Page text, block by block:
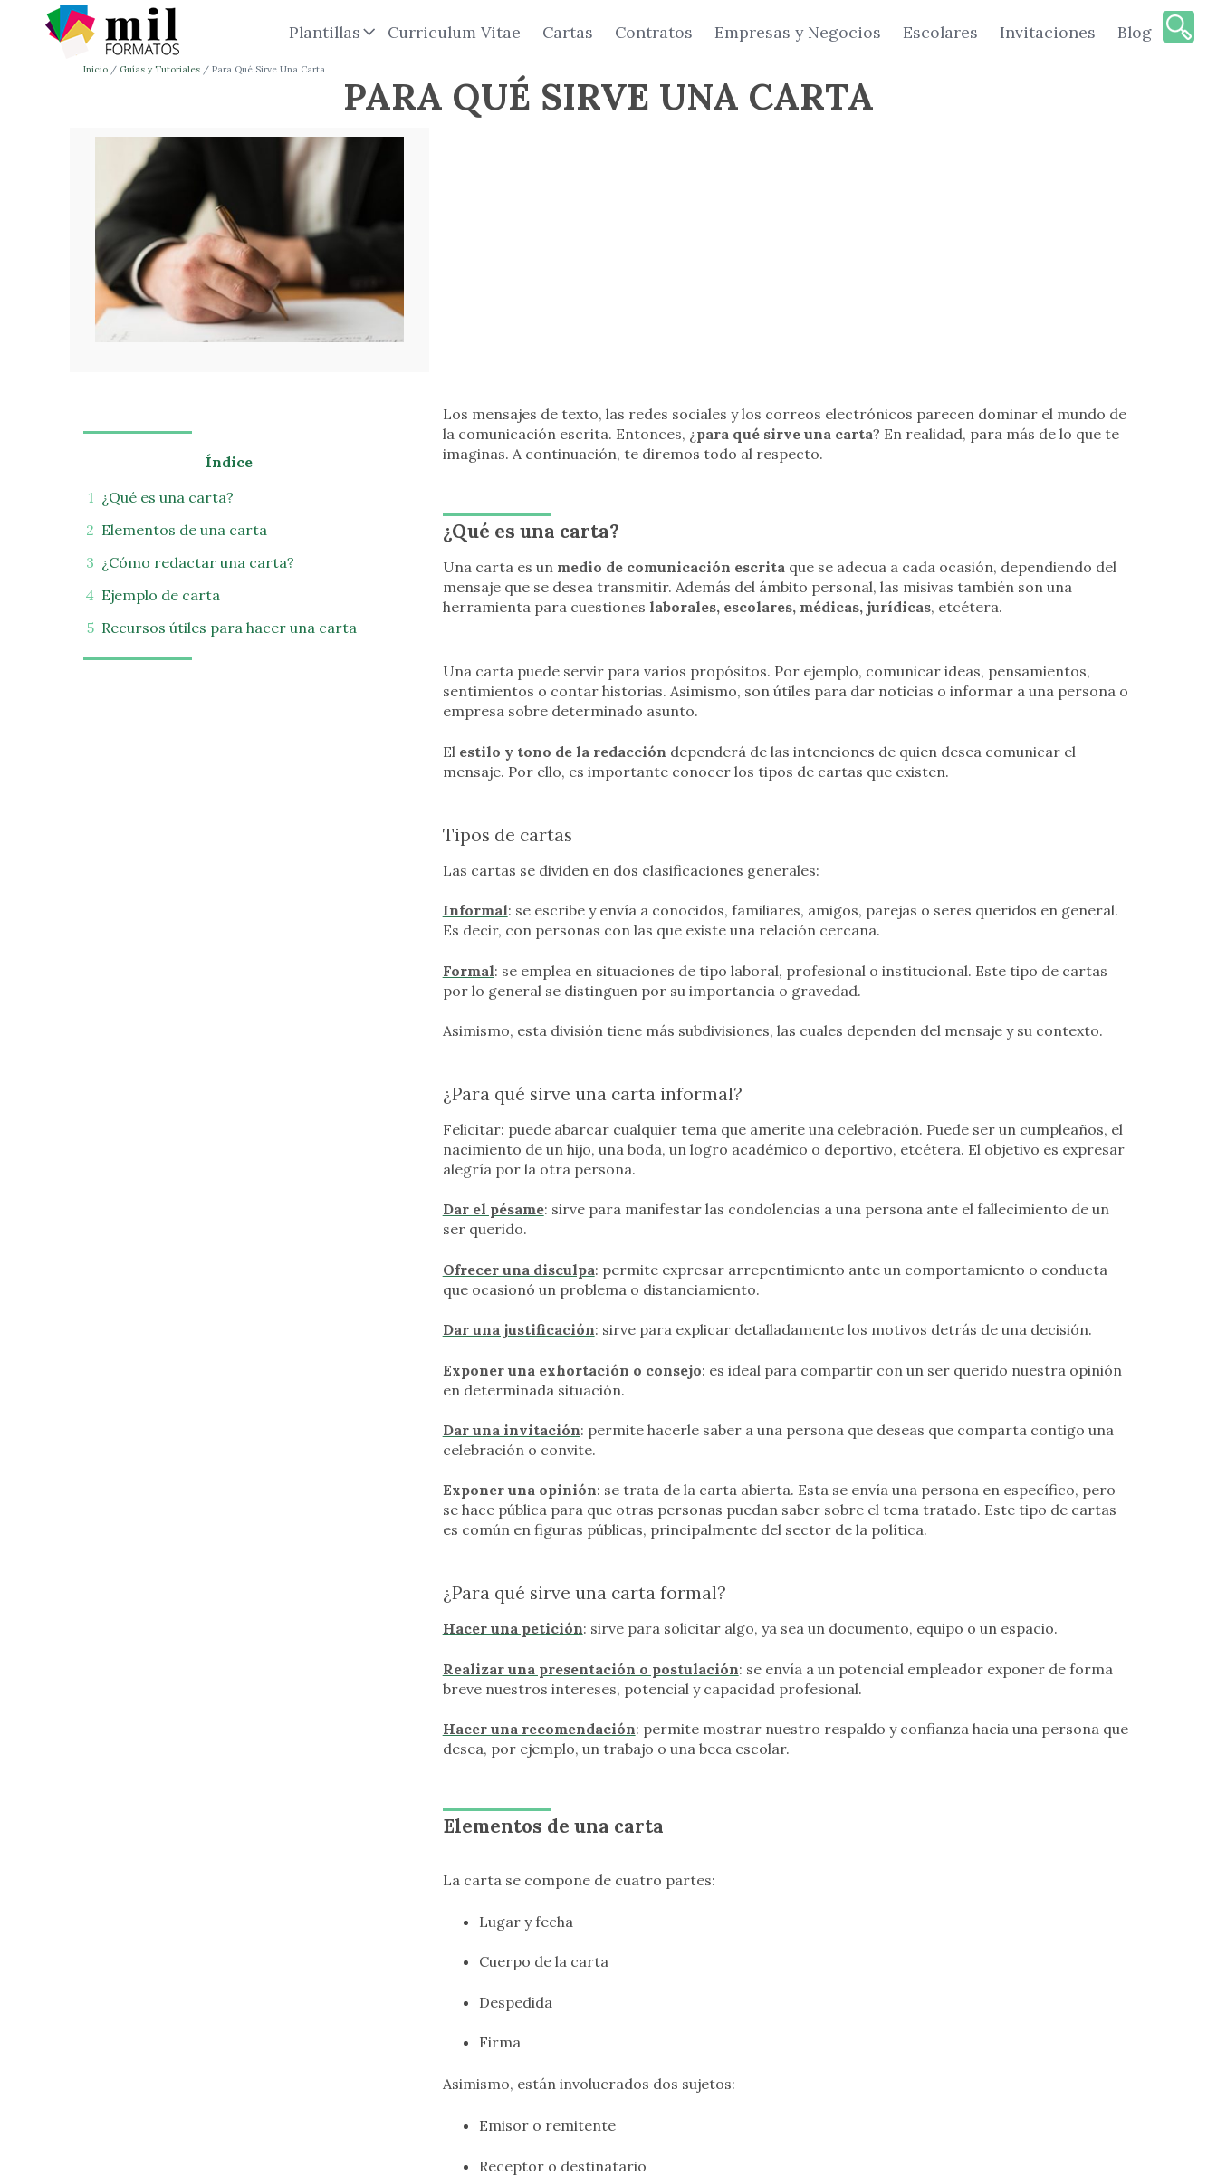
Plantillas Curriculum Vitae Cartas Contratos Empresas y Negocios Escolares Invitaciones Blog
Inicio Guías y Tutoriales Para Qué Sirve Una Carta
PARA QUÉ SIRVE UNA CARTA
Índice
¿Qué es una carta?
Elementos de una carta
¿Cómo redactar una carta?
Ejemplo de carta
Recursos útiles para hacer una carta
Los mensajes de texto, las redes sociales y los correos electrónicos parecen dominar el mundo de
la comunicación escrita. Entonces, ¿para qué sirve una carta? En realidad, para más de lo que te
imaginas. A continuación, te diremos todo al respecto.
¿Qué es una carta?
Una carta es un medio de comunicación escritaque se adecua a cada ocasión, dependiendo del
mensaje que se desea transmitir. Además del ámbito personal, las misivas también son una
herramienta para cuestiones laborales, escolares, médicas, jurídicas, etcétera.
Una carta puede servir para varios propósitos. Por ejemplo, comunicar ideas, pensamientos,
sentimientos o contar historias. Asimismo, son útiles para dar noticias o informar a una persona o
empresa sobre determinado asunto.
El estilo y tono de la redacción dependerá de las intenciones de quien desea comunicar el
mensaje. Por ello, es importante conocer los tipos de cartas que existen.
Tipos de cartas
Las cartas se dividen en dos clasificaciones generales:
Informal: se escribe y envía a conocidos, familiares, amigos, parejas o seres queridos en general.
Es decir, con personas con las que existe una relación cercana.
Formal: se emplea en situaciones de tipo laboral, profesional o institucional. Este tipo de cartas
por lo general se distinguen por su importancia o gravedad.
Asimismo, esta división tiene más subdivisiones, las cuales dependen del mensaje y su contexto.
¿Para qué sirve una carta informal?
Felicitar: puede abarcar cualquier tema que amerite una celebración. Puede ser un cumpleaños, el
nacimiento de un hijo, una boda, un logro académico o deportivo, etcétera. El objetivo es expresar
alegría por la otra persona.
Dar el pésame: sirve para manifestar las condolencias a una persona ante el fallecimiento de un
ser querido.
Ofrecer una disculpa: permite expresar arrepentimiento ante un comportamiento o conducta
que ocasionó un problema o distanciamiento.
Dar una justificación: sirve para explicar detalladamente los motivos detrás de una decisión.
Exponer una exhortación o consejo: es ideal para compartir con un ser querido nuestra opinión
en determinada situación.
Dar una invitación: permite hacerle saber a una persona que deseas que comparta contigo una
celebración o convite.
Exponer una opinión: se trata de la carta abierta. Esta se envía una persona en específico, pero
se hace pública para que otras personas puedan saber sobre el tema tratado. Este tipo de cartas
es común en figuras públicas, principalmente del sector de la política.
¿Para qué sirve una carta formal?
Hacer una petición: sirve para solicitar algo, ya sea un documento, equipo o un espacio.
Realizar una presentación o postulación: se envía a un potencial empleador exponer de forma
breve nuestros intereses, potencial y capacidad profesional.
Hacer una recomendación: permite mostrar nuestro respaldo y confianza hacia una persona que
desea, por ejemplo, un trabajo o una beca escolar.
Elementos de una carta
La carta se compone de cuatro partes:
Lugar y fecha
Cuerpo de la carta
Despedida
Firma
Asimismo, están involucrados dos sujetos:
Emisor o remitente
Receptor o destinatario